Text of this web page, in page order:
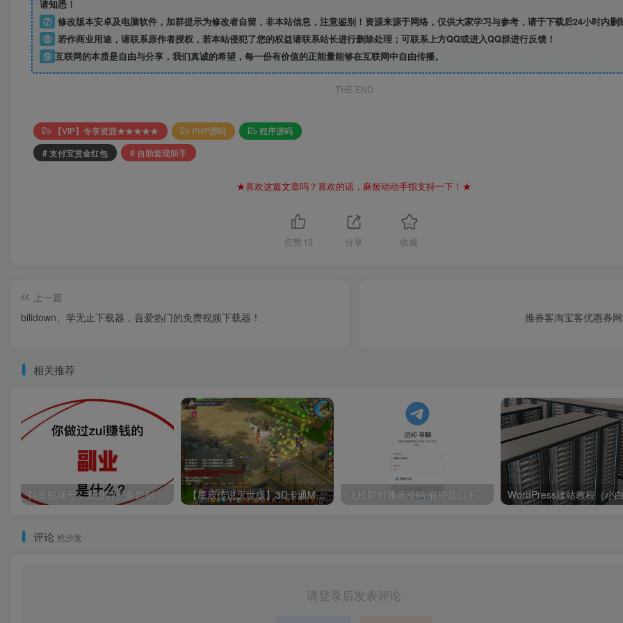
请知悉！
⑦ 修改版本安卓及电脑软件，加群提示为修改者自留， 非本站信息，注意鉴别！资源来源于网络，仅供大家学习与参考，请于下载后24小时内删
⑧ 若作商业用途，请联系原作者授权，若本站侵犯了您的权益请联系站长进行删除处理；可联系上方QQ或进入QQ群进行反馈！
⑨ 互联网的本质是自由与分享，我们真诚的希望，每一份有价值的正能量能够在互联网中自由传播。
THE END
【VIP】专享资源★★★★★ PHP源码
程序源码
# 支付宝赏金红包
# 自助套现助手
★喜欢这篇文章吗？喜欢的话，麻烦动动手指支持一下！★
点赞 13 分享 收藏
上一篇
bilidown、学无止下载器，吾爱热门的免费视频下载器！
推券客淘宝客优惠券
相关推荐
抖音视频号，五分钟一条原创视频，轻松月入3w+【独家秘诀，传授赚钱方法】 【星辰传说灭世版】3D卡通MMORPG角色扮演类剧情端游-打包Win服务端源码视频架设教程-GM工具-配套PC完整客户端！
评论 抢沙发
请登录后发表评论